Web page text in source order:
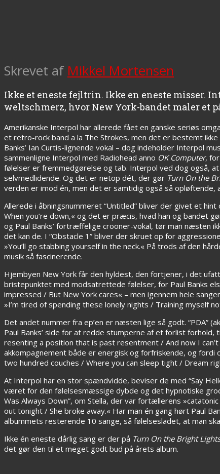
Skrevet af Mikkel Mortensen
Ikke et eneste fejltrin. Ikke en eneste misser.
weltschmerz, hvor New York-bandet maler et
Amerikanske Interpol har allerede fået en ganske seriøs
et retro-rock band a la The Strokes, men det er bestemt
Banks’ Ian Curtis-lignende vokal – dog indeholder Interpol
sammenligne Interpol med Radiohead anno OK Computer,
følelser er fremmedgørelse og tab. Interpol ved dog også,
selvmedlidende. Og det er netop dét, der gør Turn On the
verden er imod én, men det er samtidig også så opløftende,
Allerede i åbningsnummeret “Untitled” bliver der givet et
When you’re down,« og det er præcis, hvad han og bandet
og Paul Banks’ fortræffelige crooner-vokal, tør man næsten
det kan de. I “Obstacle 1” bliver der skruet op for
»You’ll go stabbing yourself in the neck.« På trods af den
musik så fascinerende.
Hjembyen New York får den hyldest, den fortjener, i det
bristepunktet med modsatrettede følelser, for Paul Banks
impressed / But New York cares« – men igennem hele
»I’m tired of spending these lonely nights / Training myself
Det andet nummer fra ep’en er næsten lige så godt. “PDA”
Paul Banks’ side for at redde stumperne af et forlist
resenting a position that is past resentment / And now I
akkompagnement både er energisk og forfriskende, og
two hundred couches / Where you can sleep tight / Dream
At Interpol har en stor spændvidde, beviser de med “Say
været for den følelsesmæssige dybde og det hypnotiske
Was Always Down”, om Stella, der var fortællerens
out tonight / She broke away.« Har man én gang hørt Paul
albummets resterende 10 sange, så følelsesladet, at man
Ikke én eneste dårlig sang er der på Turn On the Bright Lights
det gør den til et meget godt bud på årets album.